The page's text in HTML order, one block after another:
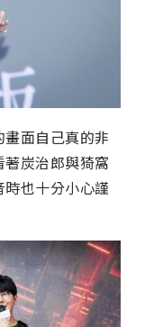
面自己真的非
炭治郎與猗窩
也十分小心謹